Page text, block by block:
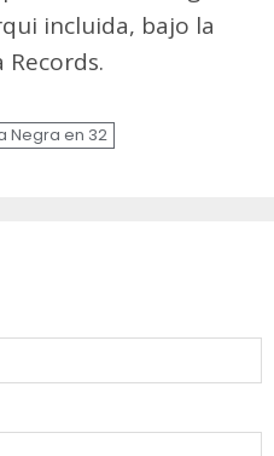
incluida, bajo la
Records.
Negra en 32